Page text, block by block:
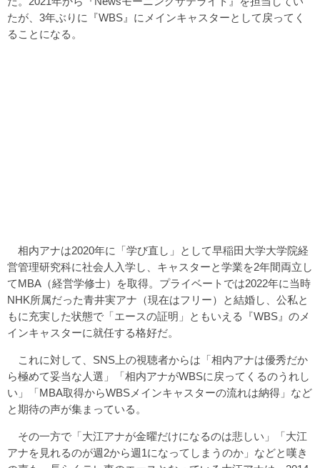
たが、3年ぶりに『WBS』にメインキャスターとして戻ってく
ることになる。
相内アナは2020年に「学び直し」として早稲田大学大学院経
営管理研究科に社会人入学し、キャスターと学業を2年間両立し
てMBA（経営学修士）を取得。プライベートでは2022年に当時
NHK所属だった青井実アナ（現在はフリー）と結婚し、公私と
もに充実した状態で「エースの証明」ともいえる『WBS』のメ
インキャスターに就任する格好だ。
これに対して、SNS上の視聴者からは「相内アナは優秀だか
ら極めて妥当な人選」「相内アナがWBSに戻ってくるのうれし
い」「MBA取得からWBSメインキャスターの流れは納得」など
と期待の声が集まっている。
その一方で「大江アナが金曜だけになるのは悲しい」「大江
アナを見れるのが週2から週1になってしまうのか」などと嘆き